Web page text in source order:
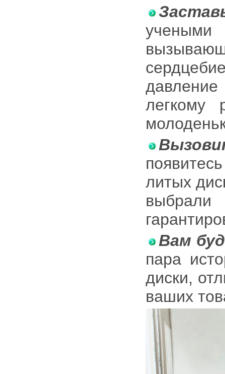
давление
легкому
литых
Вам
пара
диски,
ваших